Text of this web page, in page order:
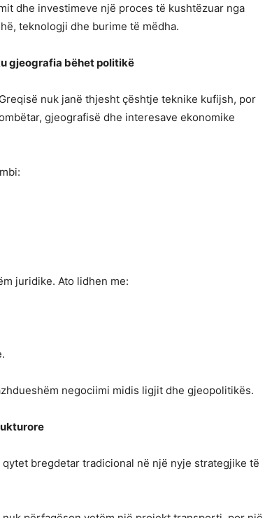
dhe investimeve një proces të kushtëzuar nga
teknologji dhe burime të mëdha.
gjeografia bëhet politikë
nuk janë thjesht çështje teknike kufijsh, por
gjeografisë dhe interesave ekonomike
juridike. Ato lidhen me:
negociimi midis ligjit dhe gjeopolitikës.
bregdetar tradicional në një nyje strategjike të